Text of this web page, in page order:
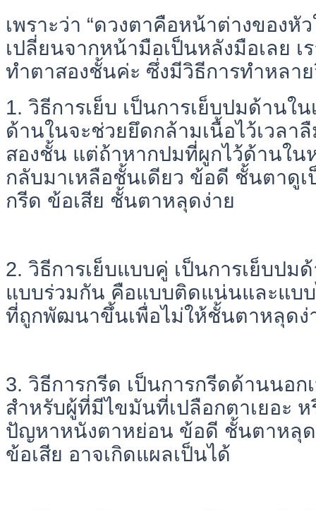
เพราะว่า “ดวงตาคือหน้าต่างของหั
เปลี่ยนจากหน้ามือเป็นหลังมือเลย เ
ทำตาสองชั้นค่ะ ซึ่งมีวิธีการทำหลา
1. วิธีการเย็บ เป็นการเย็บปมด้านใ
ด้านในจะช่วยยึดกล้ามเนื้อไว้เวลา
สองชั้น แต่ถ้าหากปมที่ผูกไว้ด้านใ
กลับมาเหลือชั้นเดียว ข้อดี ชั้นตาดู
กรีด ข้อเสีย ชั้นตาหลุดง่าย
2. วิธีการเย็บแบบคู่ เป็นการเย็บปม
แบบร่วมกัน คือแบบติดแน่นและแบ
ที่ถูกพัฒนาขึ้นเพื่อไม่ให้ชั้นตาหลุดง่
3. วิธีการกรีด เป็นการกรีดด้านนอก
สำหรับผู้ที่มีไขมันที่เปลือกตาเยอะ
ปัญหาหนังตาหย่อน ข้อดี ชั้นตาหลุด
ข้อเสีย อาจเกิดแผลเป็นได้